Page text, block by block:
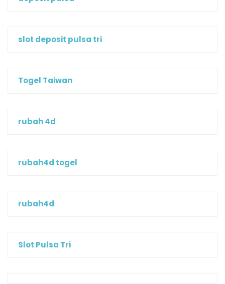
slot deposit pulsa tri
Togel Taiwan
rubah 4d
rubah4d togel
rubah4d
Slot Pulsa Tri